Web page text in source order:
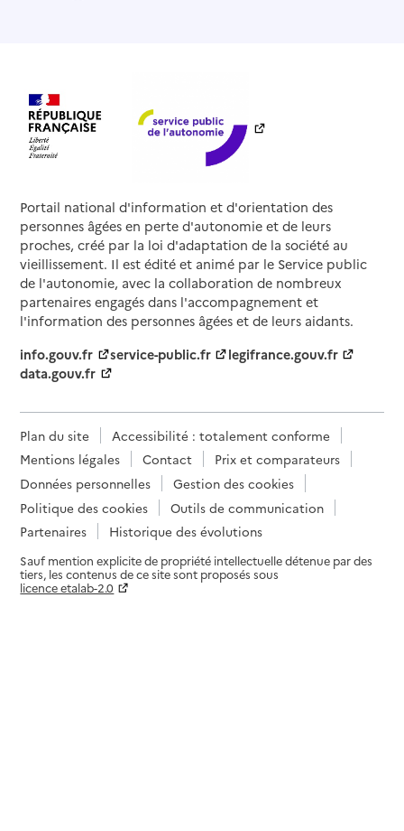
Portail national d'information et d'orientation des
personnes âgées en perte d'autonomie et de leurs
proches, créé par la loi d'adaptation de la société au
vieillissement. Il est édité et animé par le Service public
de l'autonomie, avec la collaboration de nombreux
partenaires engagés dans l'accompagnement et
l'information des personnes âgées et de leurs aidants.
info.gouv.fr
service-public.fr
legifrance.gouv.fr
data.gouv.fr
Plan du site
Accessibilité : totalement conforme
Mentions légales
Contact
Prix et comparateurs
Données personnelles
Gestion des cookies
Politique des cookies
Outils de communication
Partenaires
Historique des évolutions
Sauf mention explicite de propriété intellectuelle détenue par des
tiers, les contenus de ce site sont proposés sous
licence etalab-2.0